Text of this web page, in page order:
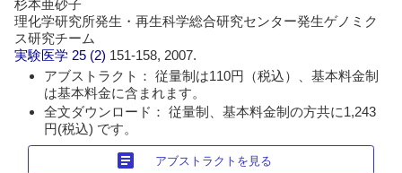
杉本亜砂子
理化学研究所発生・再生科学総合研究センター発生ゲノミク
ス研究チーム
実験医学 25 (2) 151-158, 2007.
アブストラクト： 従量制は110円（税込）、基本料金制
は基本料金に含まれます。
全文ダウンロード： 従量制、基本料金制の方共に1,243
円(税込) です。
article アブストラクトを見る